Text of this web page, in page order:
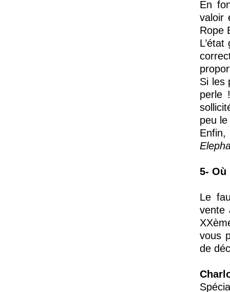
En
valoir
Rope
Si les
perle
peu
5- Où
Le
vente
vous
de